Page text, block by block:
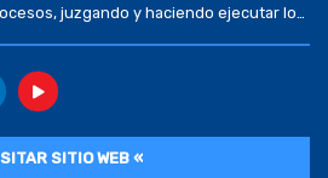
juzgando y haciendo ejecutar lo
SITIO WEB «